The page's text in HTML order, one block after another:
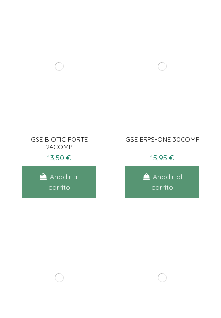
GSE BIOTIC FORTE
24COMP
13,50 €
Añadir al
carrito
GSE ERPS-ONE 30COMP
15,95 €
Añadir al
carrito